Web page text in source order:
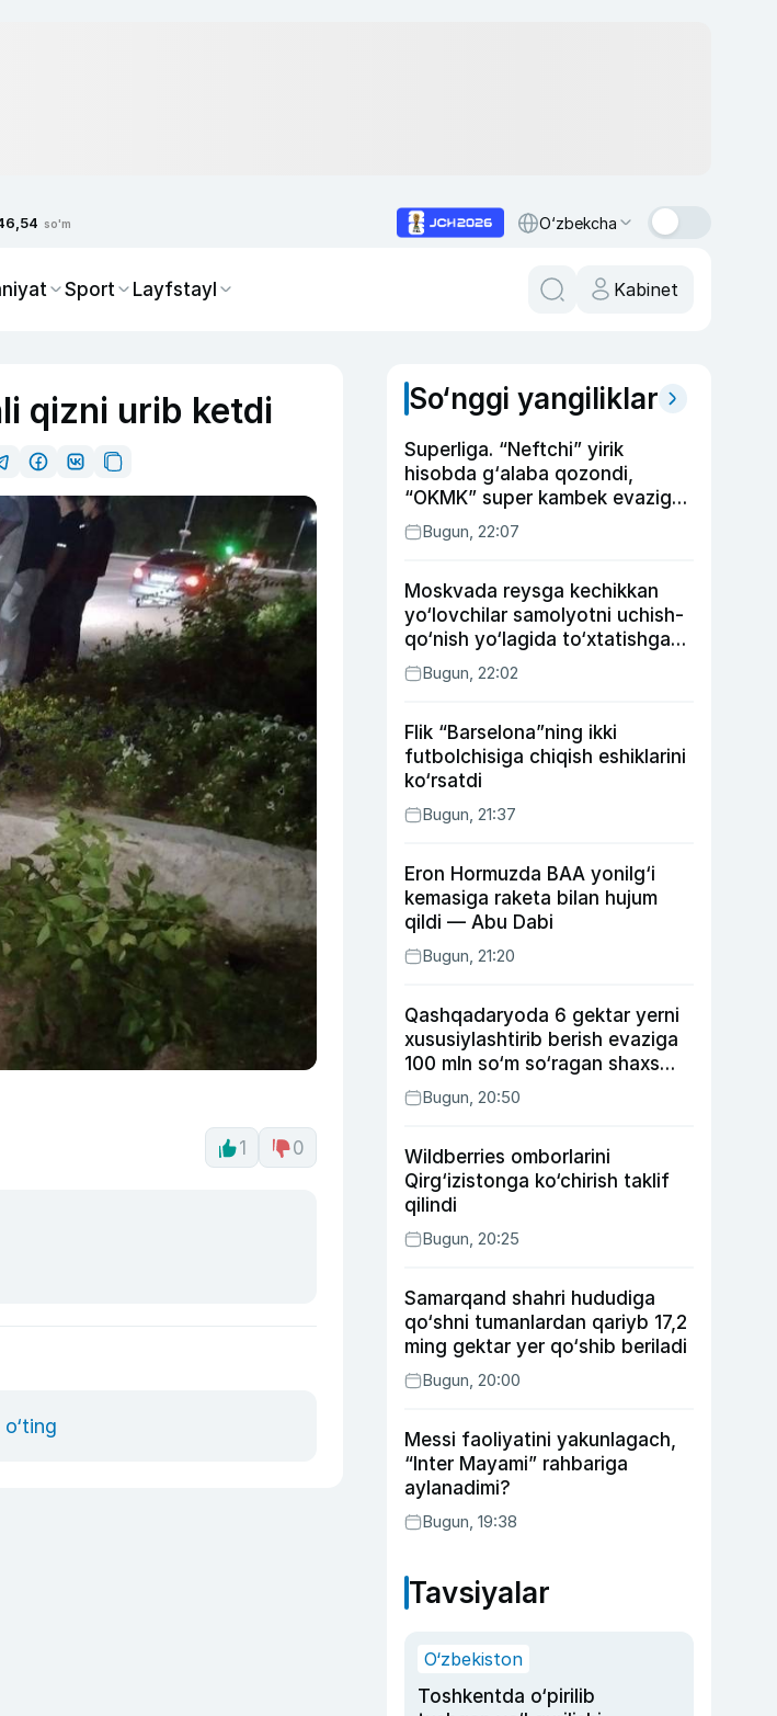
so'm O‘zbekcha
Sport Layfstayl Kabinet
qizni urib ketdi
1 0
So‘nggi yangiliklar
Superliga. “Neftchi” yirik
hisobda g‘alaba qozondi,
“OKMK” super kambek evaziga
“Bunyodkor”dan ustun keldi,
“Nasaf” durang qayd etdi
Bugun, 22:07
Moskvada reysga kechikkan
yo‘lovchilar samolyotni uchish-
qo‘nish yo‘lagida to‘xtatishga
urindi (video)
Bugun, 22:02
Flik “Barselona”ning ikki
futbolchisiga chiqish eshiklarini
ko‘rsatdi
Bugun, 21:37
Eron Hormuzda BAA yonilg‘i
kemasiga raketa bilan hujum
qildi — Abu Dabi
Bugun, 21:20
Qashqadaryoda 6 gektar yerni
xususiylashtirib berish evaziga
100 mln so‘m so‘ragan shaxs
ushlandi
Bugun, 20:50
Wildberries omborlarini
Qirg‘izistonga ko‘chirish taklif
qilindi
Bugun, 20:25
Samarqand shahri hududiga
qo‘shni tumanlardan qariyb 17,2
ming gektar yer qo‘shib beriladi
Bugun, 20:00
Messi faoliyatini yakunlagach,
“Inter Mayami” rahbariga
aylanadimi?
Bugun, 19:38
Tavsiyalar
O‘zbekiston
Toshkentda o‘pirilib